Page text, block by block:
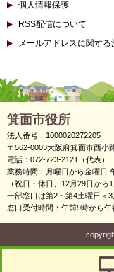
個人情報保護
RSS配信について
メールアドレスに関する
箕面市役所
法人番号：1000020272205
〒562-0003大阪府箕面市西小
電話：072-723-2121（代表）
業務時間：月曜日から金曜日
（祝日・休日、12月29日から
一部窓口は第2・第4土曜日＜
窓口受付時間：午前9時から午